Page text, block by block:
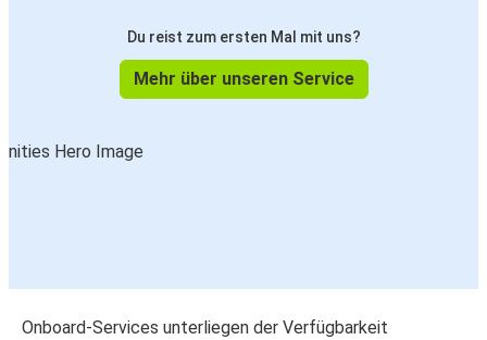
Du reist zum ersten Mal mit uns?
Mehr über unseren Service
Onboard-Services unterliegen der Verfügbarkeit